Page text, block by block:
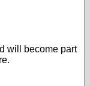
will become part